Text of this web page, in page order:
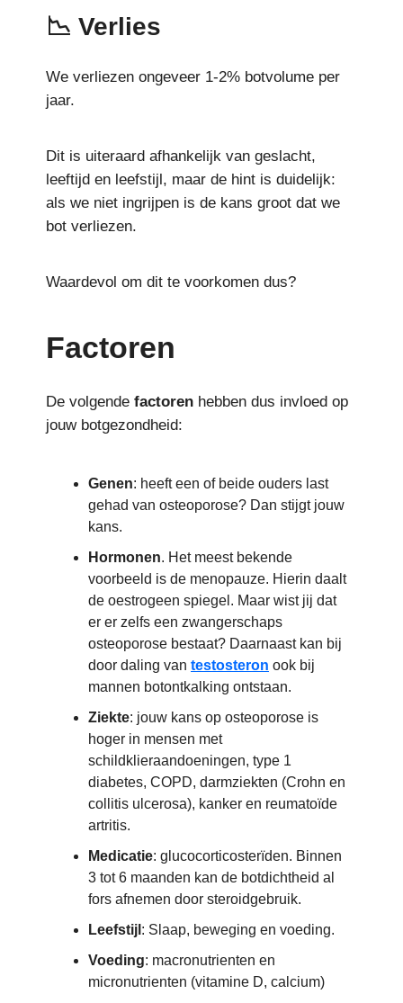
📉 Verlies
We verliezen ongeveer 1-2% botvolume per
jaar.
Dit is uiteraard afhankelijk van geslacht,
leeftijd en leefstijl, maar de hint is duidelijk:
als we niet ingrijpen is de kans groot dat we
bot verliezen.
Waardevol om dit te voorkomen dus?
Factoren
De volgende factoren hebben dus invloed op
jouw botgezondheid:
Genen: heeft een of beide ouders last
gehad van osteoporose? Dan stijgt jouw
kans.
Hormonen. Het meest bekende
voorbeeld is de menopauze. Hierin daalt
de oestrogeen spiegel. Maar wist jij dat
er er zelfs een zwangerschaps
osteoporose bestaat? Daarnaast kan bij
door daling van testosteron ook bij
mannen botontkalking ontstaan.
Ziekte: jouw kans op osteoporose is
hoger in mensen met
schildklieraandoeningen, type 1
diabetes, COPD, darmziekten (Crohn en
collitis ulcerosa), kanker en reumatoïde
artritis.
Medicatie: glucocorticosterïden. Binnen
3 tot 6 maanden kan de botdichtheid al
fors afnemen door steroidgebruik.
Leefstijl : Slaap, beweging en voeding.
Voeding: macronutrienten en
micronutrienten (vitamine D, calcium)